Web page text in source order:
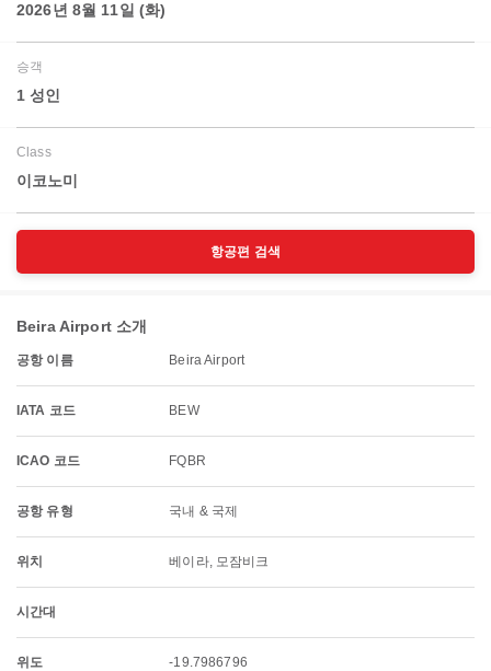
2026년 8월 11일 (화)
승객
1 성인
Class
이코노미
항공편 검색
Beira Airport 소개
공항 이름 Beira Airport
IATA 코드 BEW
ICAO 코드 FQBR
공항 유형 국내 & 국제
위치 베이라, 모잠비크
시간대
위도 -19.7986796